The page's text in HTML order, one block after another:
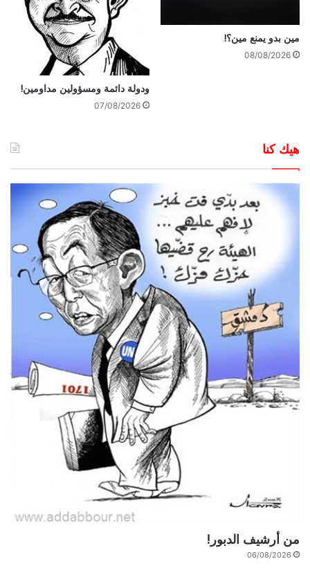
مين بدو يمنع مين؟!
08/08/2026
ودولة دائمة ومسؤولين مداومين!
07/08/2026
هيك كنا
من أرشيف الدبور!
06/08/2026